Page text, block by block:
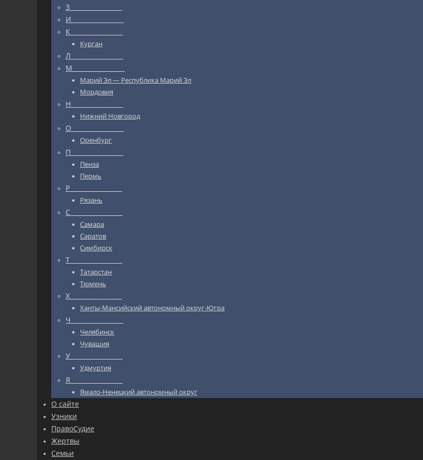
З_________________
И_________________
К_________________
Курган
Л_________________
М_________________
Марий Эл — Республика Марий Эл
Мордовия
Н_________________
Нижний Новгород
О_________________
Оренбург
П_________________
Пенза
Пермь
Р_________________
Рязань
С_________________
Самара
Саратов
Симбирск
Т_________________
Татарстан
Тюмень
Х_________________
Ханты-Мансийский автономный округ-Югра
Ч_________________
Челябинск
Чувашия
У_________________
Удмуртия
Я_________________
Ямало-Ненецкий автономный округ
О сайте
Узники
ПравоСудие
Жертвы
Семьи